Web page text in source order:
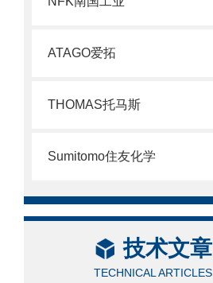
ATAGO爱拓
THOMAS托马斯
Sumitomo住友化学
技术文章
TECHNICAL ARTICLES